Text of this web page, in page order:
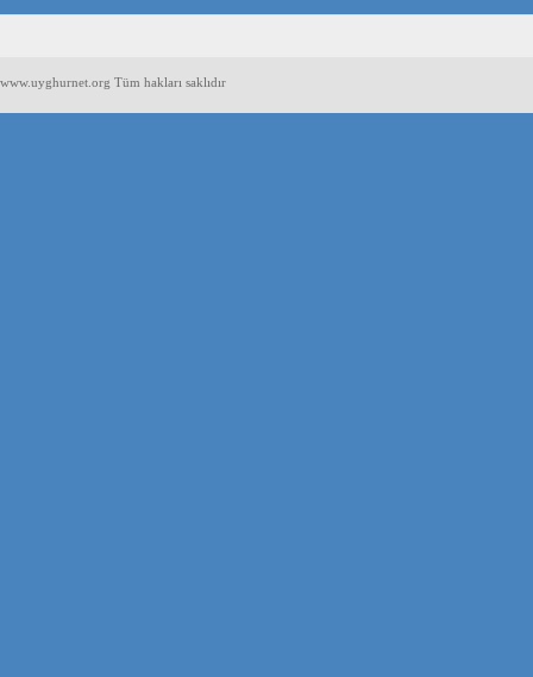
www.uyghurnet.org Tüm hakları saklıdır